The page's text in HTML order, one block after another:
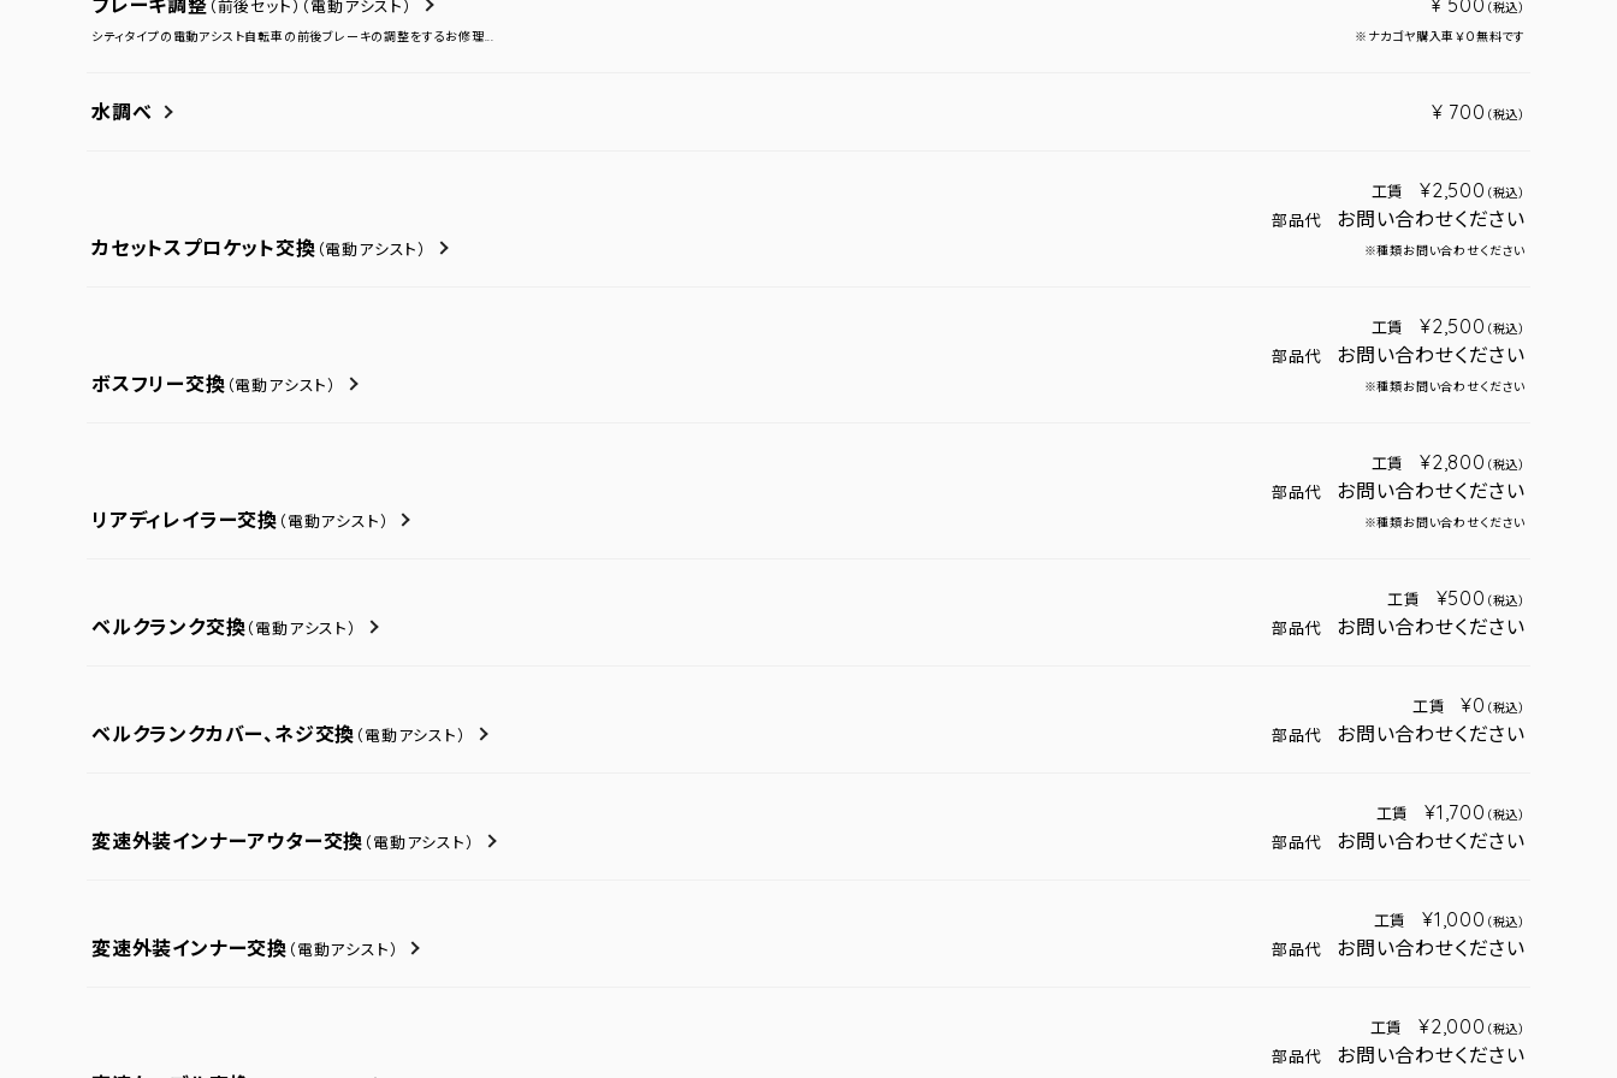
ブレーキ調整 （前後セット） （電動アシスト）
シティタイプの電動アシスト自転車の前後ブレーキの調整をするお修理...
¥ 500 （税込）
※ナカゴヤ購入車￥０無料です
水調べ ¥ 700 （税込）
カセットスプロケット交換 （電動アシスト）
工賃 ¥2,500 （税込）
部品代 お問い合わせください
※種類お問い合わせください
ボスフリー交換 （電動アシスト）
工賃 ¥2,500 （税込）
部品代 お問い合わせください
※種類お問い合わせください
リアディレイラー交換 （電動アシスト）
工賃 ¥2,800 （税込）
部品代 お問い合わせください
※種類お問い合わせください
ベルクランク交換（電動アシスト）
工賃 ¥500 （税込）
部品代 お問い合わせください
ベルクランクカバー、ネジ交換 （電動アシスト）
工賃 ¥0 （税込）
部品代 お問い合わせください
変速外装インナーアウター交換 （電動アシスト）
工賃 ¥1,700 （税込）
部品代 お問い合わせください
変速外装インナー交換 （電動アシスト）
工賃 ¥1,000 （税込）
部品代 お問い合わせください
工賃 ¥2,000 （税込）
部品代 お問い合わせください